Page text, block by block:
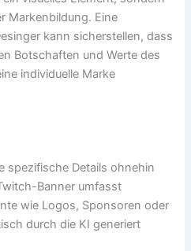
Markenbildung. Eine
kann sicherstellen, dass
Botschaften und Werte des
individuelle Marke
spezifische Details ohnehin
Banner umfasst
wie Logos, Sponsoren oder
durch die KI generiert